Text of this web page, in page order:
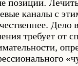
позиции.
каналы с
Дело
требует от